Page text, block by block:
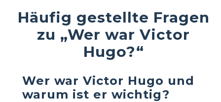
Häufig gestellte Fragen
zu „Wer war Victor
Hugo?“
Wer war Victor Hugo und
warum ist er wichtig?